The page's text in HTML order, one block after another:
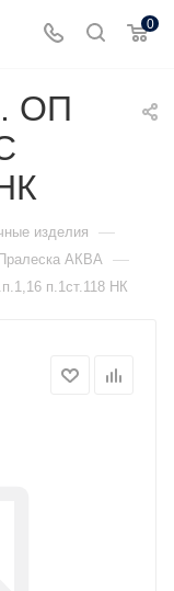
0
ОП
изделия —
Пралеска АКВА —
п.1ст.118 НК